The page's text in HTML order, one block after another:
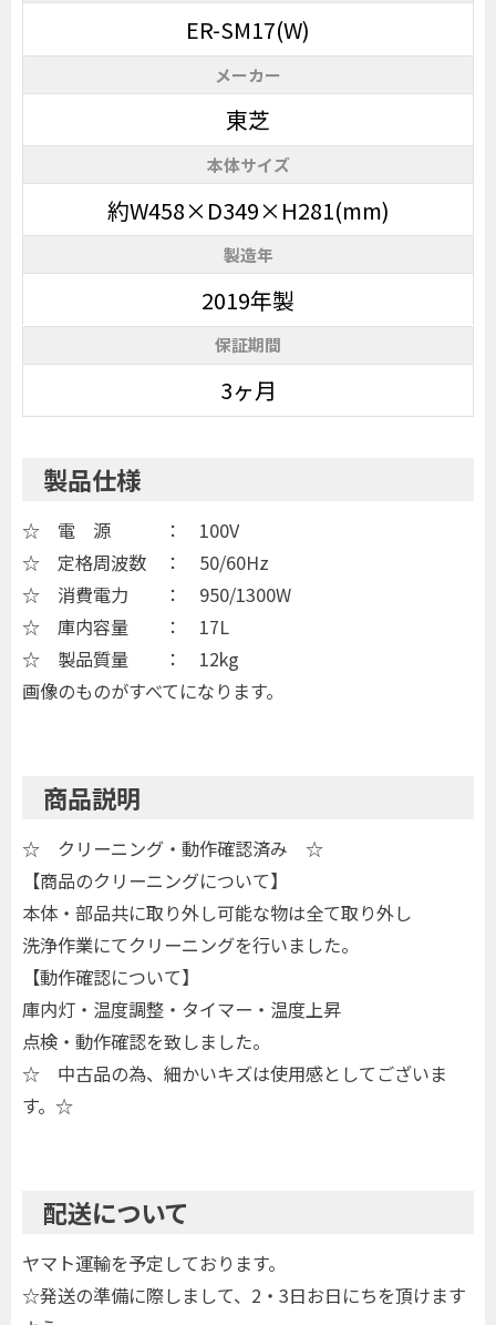
ER-SM17(W)
メーカー
東芝
本体サイズ
約W458×D349×H281(mm)
製造年
2019年製
保証期間
3ヶ月
製品仕様
☆ 電 源 ： 100V
☆ 定格周波数 ： 50/60Hz
☆ 消費電力 ： 950/1300W
☆ 庫内容量 ： 17L
☆ 製品質量 ： 12kg
画像のものがすべてになります。
商品説明
☆ クリーニング・動作確認済み ☆
【商品のクリーニングについて】
本体・部品共に取り外し可能な物は全て取り外し
洗浄作業にてクリーニングを行いました。
【動作確認について】
庫内灯・温度調整・タイマー・温度上昇
点検・動作確認を致しました。
☆ 中古品の為、細かいキズは使用感としてございま
す。☆
配送について
ヤマト運輸を予定しております。
☆発送の準備に際しまして、2・3日お日にちを頂けます